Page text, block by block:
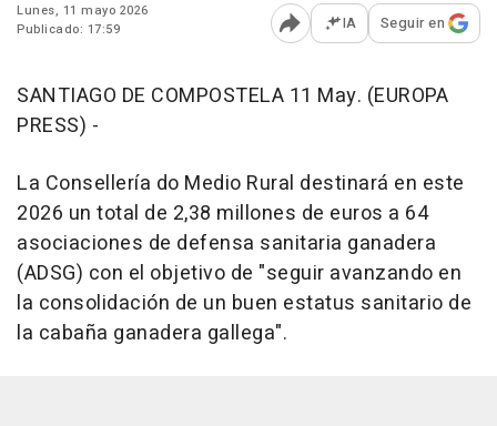
Lunes, 11 mayo 2026
Publicado: 17:59
Abrir opciones para
IA Seguir en
SANTIAGO DE COMPOSTELA 11 May. (EUROPA
PRESS) -
La Consellería do Medio Rural destinará en este
2026 un total de 2,38 millones de euros a 64
asociaciones de defensa sanitaria ganadera
(ADSG) con el objetivo de "seguir avanzando en
la consolidación de un buen estatus sanitario de
la cabaña ganadera gallega".